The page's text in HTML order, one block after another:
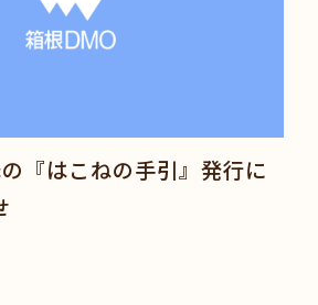
『はこねの手引』発行に